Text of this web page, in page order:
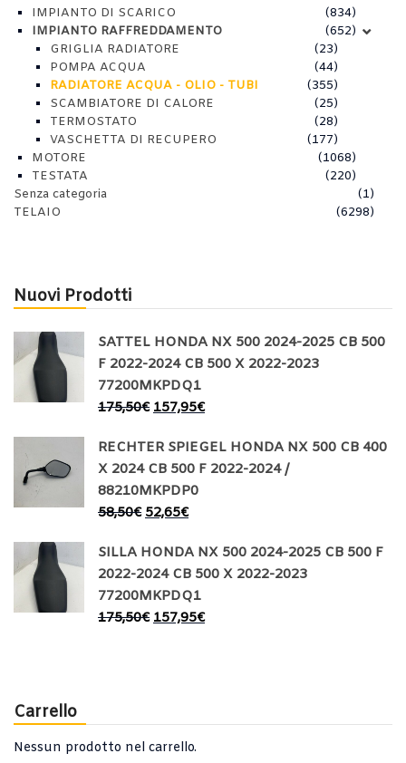
IMPIANTO DI SCARICO
(834)
IMPIANTO RAFFREDDAMENTO
(652)
GRIGLIA RADIATORE
(23)
POMPA ACQUA
(44)
RADIATORE ACQUA - OLIO - TUBI
(355)
SCAMBIATORE DI CALORE
(25)
TERMOSTATO
(28)
VASCHETTA DI RECUPERO
(177)
MOTORE
(1068)
TESTATA
(220)
Senza categoria
(1)
TELAIO
(6298)
Nuovi Prodotti
SATTEL HONDA NX 500 2024-2025 CB 500
F 2022-2024 CB 500 X 2022-2023
77200MKPDQ1
175,50€ 157,95€
RECHTER SPIEGEL HONDA NX 500 CB 400
X 2024 CB 500 F 2022-2024 /
88210MKPDP0
58,50€ 52,65€
SILLA HONDA NX 500 2024-2025 CB 500 F
2022-2024 CB 500 X 2022-2023
77200MKPDQ1
175,50€ 157,95€
Carrello
Nessun prodotto nel carrello.